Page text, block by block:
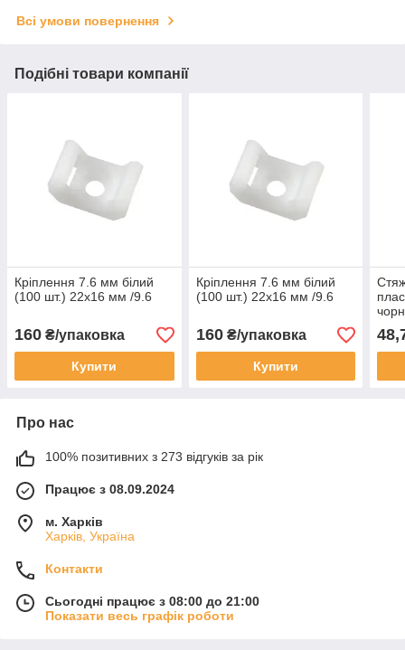
Всі умови повернення
Подібні товари компанії
Кріплення 7.6 мм білий
(100 шт.) 22х16 мм /9.6
160 ₴/упаковка
Купити
Кріплення 7.6 мм білий
(100 шт.) 22х16 мм /9.6
160₴/упаковка
Купити
Про нас
100% позитивних з 273 відгуків за рік
Працює з 08.09.2024
м. Харків
Харків, Україна
Контакти
Сьогодні працює з 08:00 до 21:00
Показати весь графік роботи